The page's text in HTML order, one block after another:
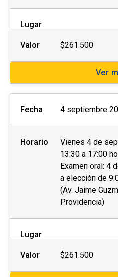
Lugar
Valor $261.500
Ver
Fecha 4 septiembre
Horario
Vienes 4 de
13:30 a 17:00
Examen oral: 4
a elección de
(Av. Jaime
Providencia)
Lugar
Valor $261.500